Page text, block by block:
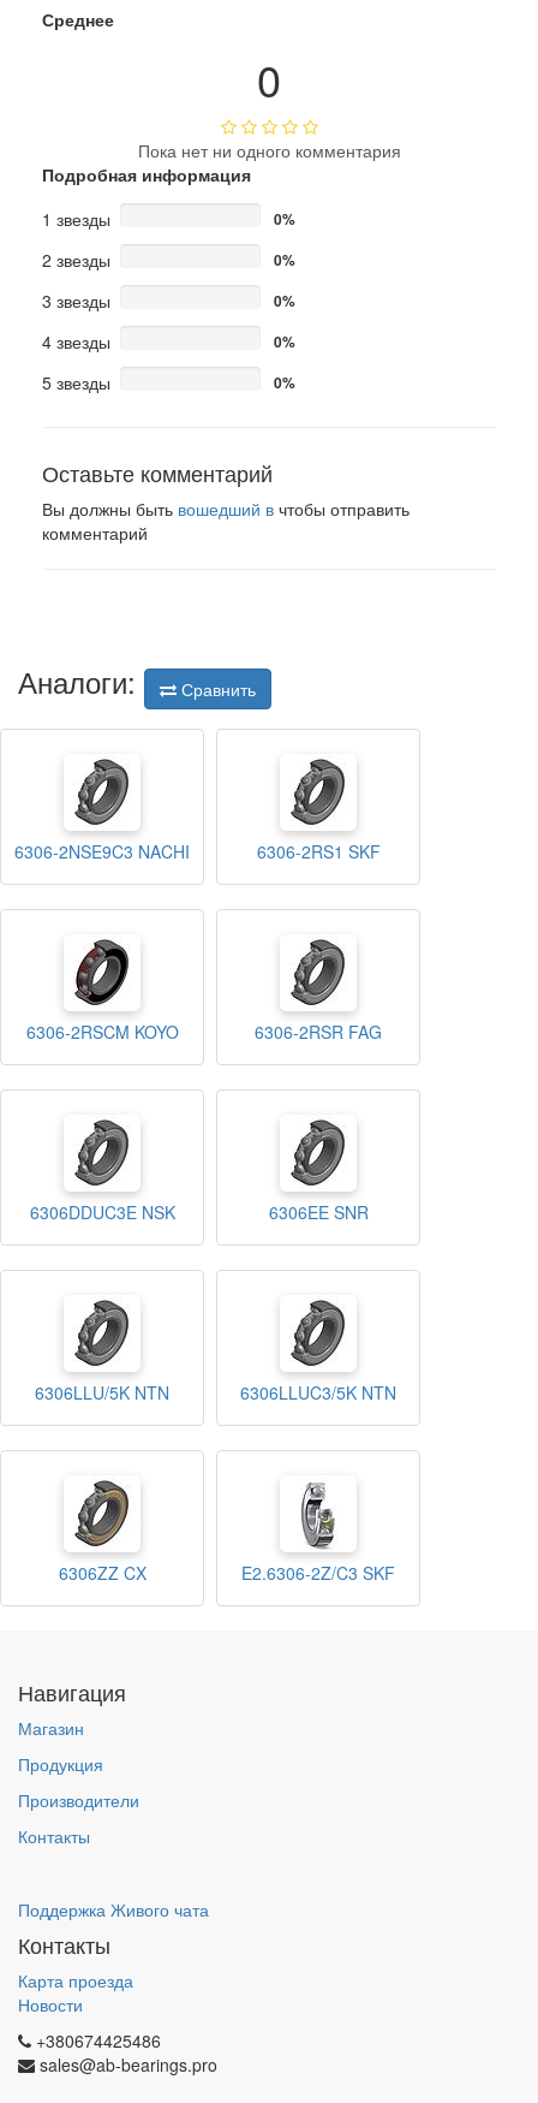
Среднее
0
Пока нет ни одного комментария
Подробная информация
1 звезды
0%
2 звезды 0%
3 звезды 0%
4 звезды 0%
5 звезды 0%
Оставьте комментарий
Вы должны быть вошедший в чтобы отправить
комментарий
Аналоги: Сравнить
6306-2NSE9C3 NACHI 6306-2RS1 SKF
6306-2RSCM KOYO 6306-2RSR FAG
6306DDUC3E NSK 6306EE SNR
6306LLU/5K NTN 6306LLUC3/5K NTN
6306ZZ CX E2.6306-2Z/C3 SKF
Навигация
Магазин
Продукция
Производители
Контакты
Поддержка Живого чата
Контакты
Карта проезда
Новости
+380674425486
sales@ab-bearings.pro